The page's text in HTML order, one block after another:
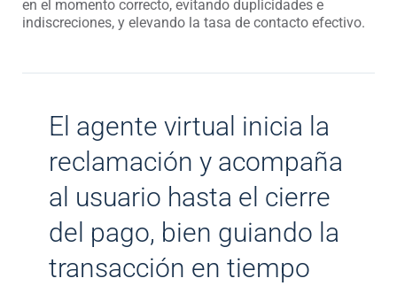
en el momento correcto, evitando duplicidades e
indiscreciones, y elevando la tasa de contacto efectivo.
El agente virtual inicia la
reclamación y acompaña
al usuario hasta el cierre
del pago, bien guiando la
transacción en tiempo